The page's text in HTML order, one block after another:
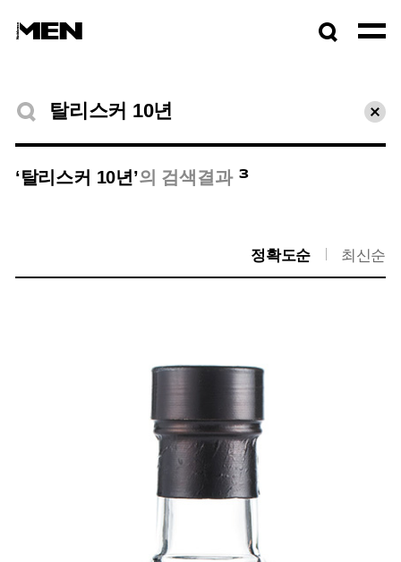
검색결과
초기
‘탈리스커 10년’의 검색결과 3
정확도순 최신순